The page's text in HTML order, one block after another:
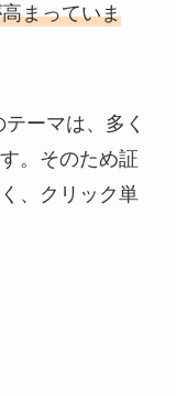
まっていま
ーマは、多く
。そのため証
、クリック単